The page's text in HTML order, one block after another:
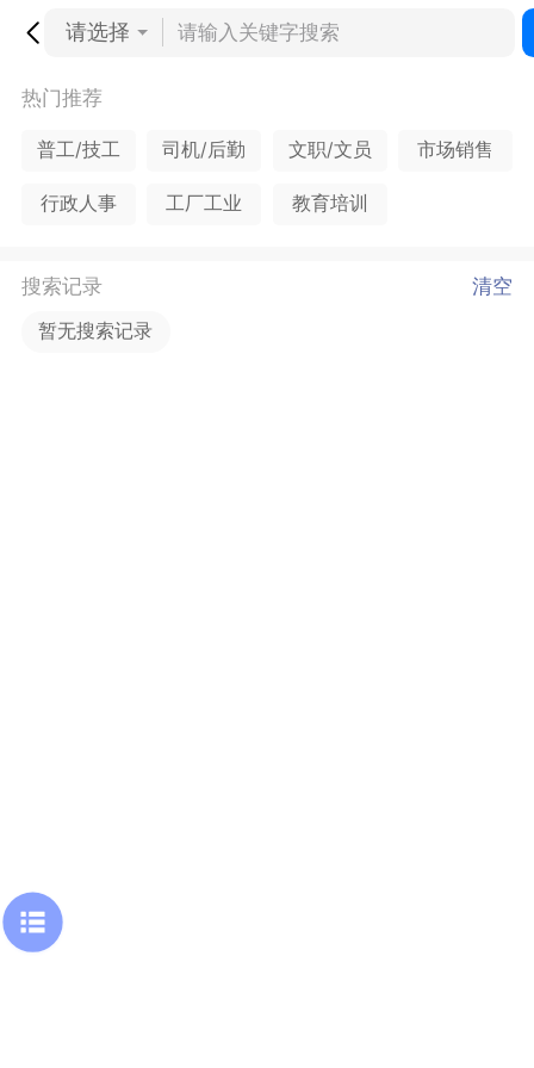
请选择
热门推荐
普工/技工 司机/后勤 文职/文员 市场销售
行政人事 工厂工业 教育培训
搜索记录 清空
暂无搜索记录